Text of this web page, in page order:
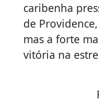
caribenha
de
mas a forte
vitória na